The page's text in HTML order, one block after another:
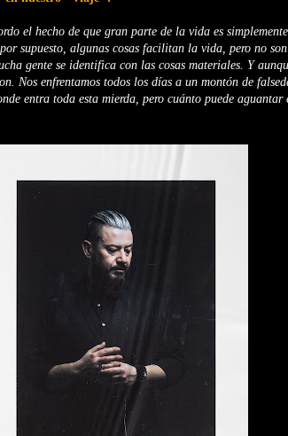
el hecho de que gran parte de la vida es
supuesto, algunas cosas facilitan la vida, pero no
gente se identifica con las cosas materiales. Y
Nos enfrentamos todos los días a un montón de
entra toda esta mierda, pero cuánto puede aguantar